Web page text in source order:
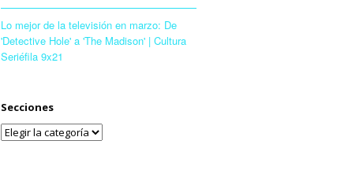
Lo mejor de la televisión en marzo: De
'Detective Hole' a 'The Madison' | Cultura
Seriéfila 9x21
Secciones